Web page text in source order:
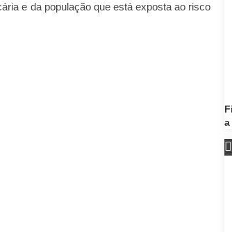
e da população que está exposta ao risco